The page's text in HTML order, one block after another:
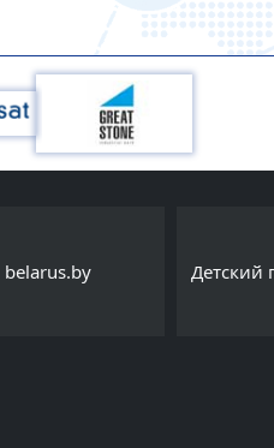
belarus.by Детский